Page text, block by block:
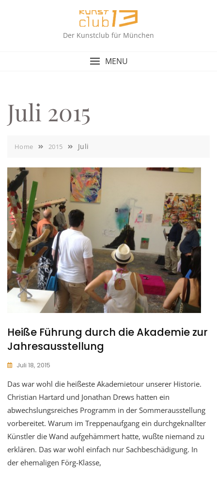
Der Kunstclub für München
MENU
Juli 2015
Home 2015 Juli
Heiße Führung durch die Akademie zur
Jahresausstellung
Juli 18, 2015
Das war wohl die heißeste Akademietour unserer Historie.
Christian Hartard und Jonathan Drews hatten ein
abwechslungsreiches Programm in der Sommerausstellung
vorbereitet. Warum im Treppenaufgang ein durchgeknallter
Künstler die Wand aufgehämmert hatte, wußte niemand zu
erklären. Das war wohl einfach nur Sachbeschädigung. In
der ehemaligen Förg-Klasse,